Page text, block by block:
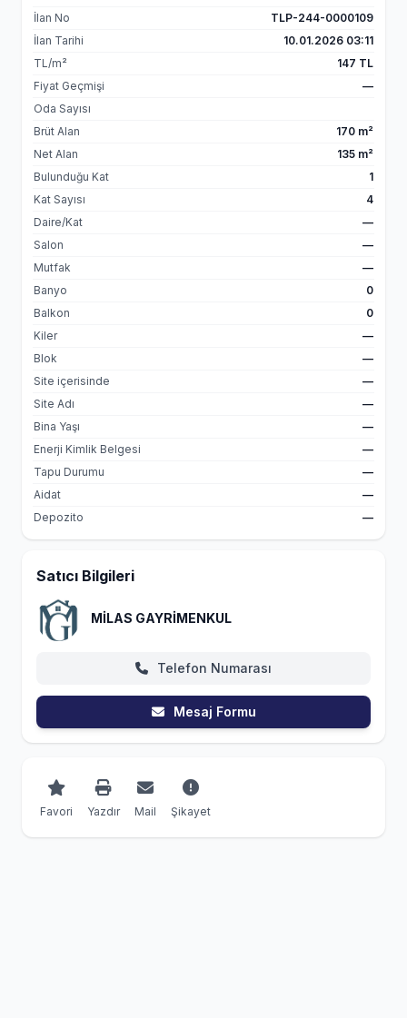
İlan No
TLP-244-0000109
İlan Tarihi
10.01.2026 03:11
TL/m²
147 TL
Fiyat Geçmişi
—
Oda Sayısı
Brüt Alan
170 m²
Net Alan
135 m²
Bulunduğu Kat
1
Kat Sayısı
4
Daire/Kat
—
Salon
—
Mutfak
—
Banyo
0
Balkon
0
Kiler
—
Blok
—
Site içerisinde
—
Site Adı
—
Bina Yaşı
—
Enerji Kimlik Belgesi
—
Tapu Durumu
—
Aidat
—
Depozito
—
Satıcı Bilgileri
MİLAS GAYRİMENKUL
Telefon Numarası
Mesaj Formu
Favori Yazdır Mail Şikayet